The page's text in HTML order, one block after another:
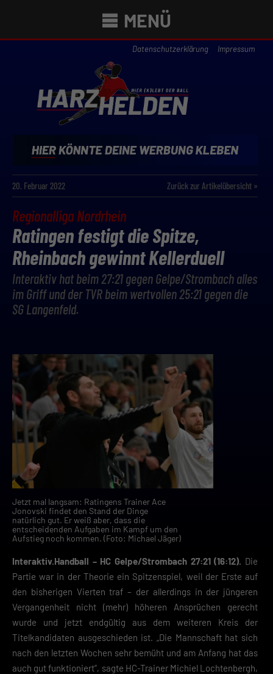
MENÜ
Datenschutzerklärung Impressum
20. Februar 2022 Zurück zur Artikelübersicht »
Regionalliga Nordrhein
Ratingen festigt die Spitze,
Rheinbach gewinnt Kellerduell
Interaktiv hat beim 27:21 gegen Gelpe/Strombach alles
im Griff und der TVR beim wertvollen 25:21 gegen die
SG Langenfeld.
Jetzt mal langsam: Ratingens Trainer Ace
Jonovski findet den Stand der Dinge
natürlich gut. Er weiß aber, dass die
entscheidenden Aufgaben im Kampf um den
Aufstieg noch kommen. (Foto: Michael Jäger)
Interaktiv.Handball – HC Gelpe/Strombach 27:21 (16:12). Die
Partie war in der Theorie ein Spitzenspiel, weil der Erste auf
den bisherigen Vierten traf – der allerdings in der jüngeren
Vergangenheit nicht (mehr) höheren Ansprüchen gerecht
wurde und jetzt endgültig aus dem weiteren Kreis der
Titelkandidaten ausgeschieden ist. „Die Mannschaft hat sich
nach den letzten Wochen sehr bemüht und am Anfang hat das
auch gut funktioniert“, sagte HC-Trainer Michiel Lochtenbergh,